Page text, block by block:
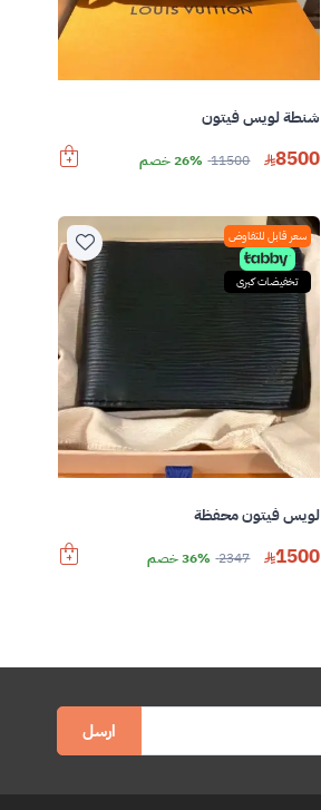
شنطة لويس فيتون
8500
11500 26% خصم
سعر قابل للتفاوض
تخفيضات كبرى
لويس فيتون محفظة
1500
2347 36% خصم
ارسل